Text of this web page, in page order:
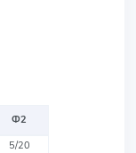
Ф2
5/20